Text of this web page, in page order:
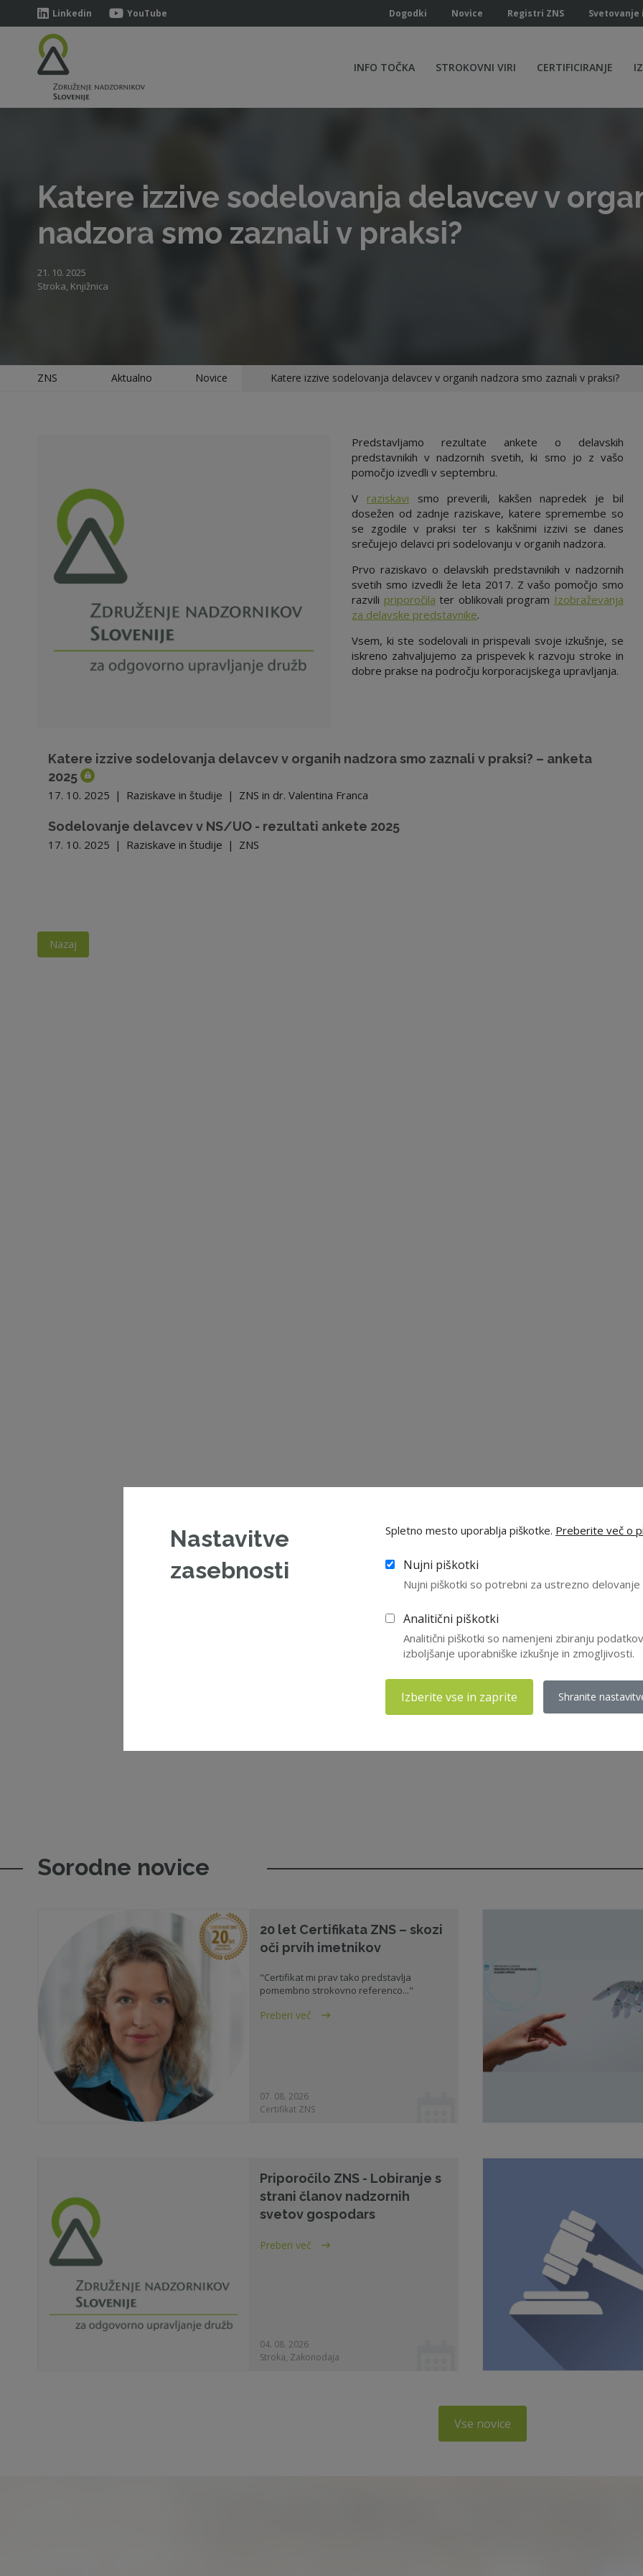
Linkedin YouTube Dogodki Novice Registri ZNS
INFO TOČKA STROKOVNI VIRI CERTIFICIRANJE
Katere izzive sodelovanja delavcev v
nadzora smo zaznali v praksi?
21. 10. 2025
Stroka, Knjižnica
ZNS Aktualno Novice Katere izzive sodelovanja delavcev v organih nadzora smo zaznali v praksi?
Predstavljamo rezultate ankete o delavskih
predstavnikih v nadzornih svetih, ki smo jo z vašo
pomočjo izvedli v septembru.
V raziskavi smo preverili, kakšen napredek je bil
dosežen od zadnje raziskave, katere spremembe so
se zgodile v praksi ter s kakšnimi izzivi se danes
srečujejo delavci pri sodelovanju v organih nadzora.
Prvo raziskavo o delavskih predstavnikih v nadzornih
svetih smo izvedli že leta 2017. Z vašo pomočjo smo
razvili priporočila ter oblikovali program Izobraževanja
za delavske predstavnike.
Vsem, ki ste sodelovali in prispevali svoje izkušnje, se
iskreno zahvaljujemo za prispevek k razvoju stroke in
dobre prakse na področju korporacijskega upravljanja.
Katere izzive sodelovanja delavcev v organih nadzora smo zaznali v praksi? – anketa
2025
17. 10. 2025 | Raziskave in študije | ZNS in dr. Valentina Franca
Sodelovanje delavcev v NS/UO - rezultati ankete 2025
17. 10. 2025 | Raziskave in študije | ZNS
Nazaj
Sorodne novice
20 let Certifikata ZNS – skozi
oči prvih imetnikov
"Certifikat mi prav tako predstavlja
pomembno strokovno referenco..."
Preberi več
07. 08. 2026
Certifikat ZNS
Priporočilo ZNS - Lobiranje s
strani članov nadzornih
svetov gospodars
Preberi več
04. 08. 2026
Stroka, Zakonodaja
Vse novice
Nastavitve
zasebnosti
Spletno mesto uporablja piškotke. Preberite več o
Nujni piškotki
Nujni piškotki so potrebni za ustrezno
Analitični piškotki
Analitični piškotki so namenjeni zbiranju
izboljšanje uporabniške izkušnje in zmogljivosti.
Izberite vse in zaprite Shranite